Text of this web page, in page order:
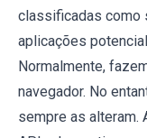
classificadas como
aplicações
Normalmente,
navegador. No
sempre as alteram.